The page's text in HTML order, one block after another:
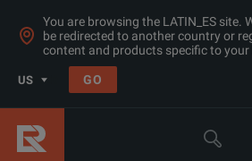
You are browsing the LATIN_ES site.
be redirected to another country or
content and products specific to your
US GO
Products
Accesorios de Microondas
4601